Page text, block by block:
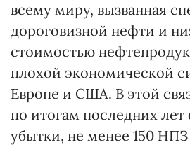
всему миру, вызванная
дороговизной нефти и
стоимостью
плохой экономической
Европе и США. В этой
по итогам последних
убытки, не менее 150